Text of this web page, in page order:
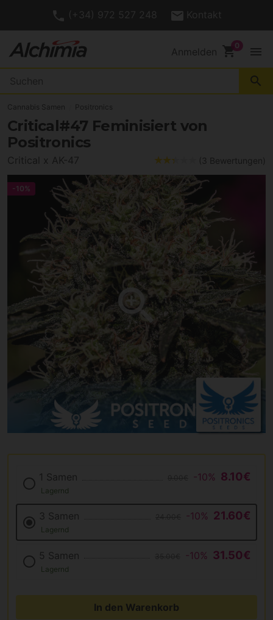
(+34) 972 527 248 Kontakt
Anmelden shopping_cart menu
search
Cannabis Samen Positronics
Critical#47 Feminisiert von
Positronics
Critical x AK-47 (3 Bewertungen)
-10%
1 Samen -10% 8.10€
Lagernd
3 Samen -10% 21.60€
Lagernd
5 Samen -10% 31.50€
Lagernd
In den Warenkorb